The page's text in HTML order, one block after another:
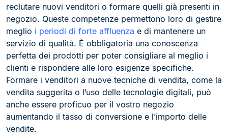
reclutare nuovi venditori o formare quelli già presenti in
negozio. Queste competenze permettono loro di gestire
meglio i periodi di forte affluenza e di mantenere un
servizio di qualità. È obbligatoria una conoscenza
perfetta dei prodotti per poter consigliare al meglio i
clienti e rispondere alle loro esigenze specifiche.
Formare i venditori a nuove tecniche di vendita, come la
vendita suggerita o l’uso delle tecnologie digitali, può
anche essere proficuo per il vostro negozio
aumentando il tasso di conversione e l’importo delle
vendite.